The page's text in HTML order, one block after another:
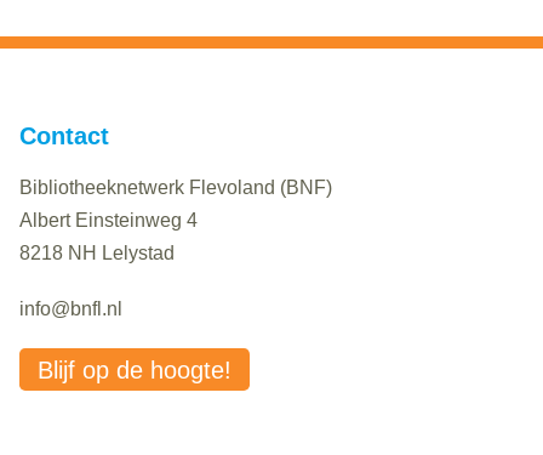
Contact
Bibliotheeknetwerk Flevoland (BNF)
Albert Einsteinweg 4
8218 NH Lelystad
info@bnfl.nl
Blijf op de hoogte!